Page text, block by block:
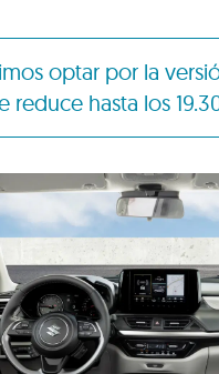
optar por la
reduce hasta los